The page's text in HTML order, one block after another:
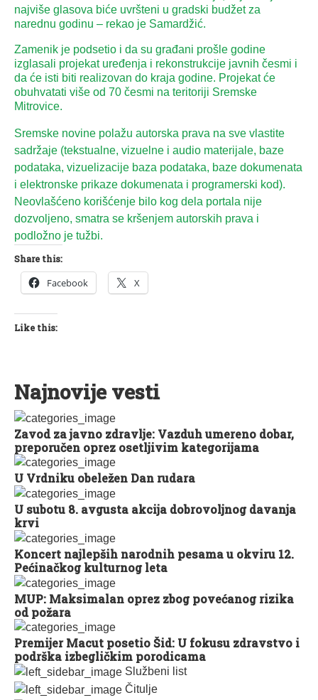
Službeni list
Čitulje
najviše glasova biće uvršteni u gradski budžet za
narednu godinu – rekao je Samardžić.
Zamenik je podsetio i da su građani prošle godine
izglasali projekat uređenja i rekonstrukcije javnih česmi i
da će isti biti realizovan do kraja godine. Projekat će
obuhvatati više od 70 česmi na teritoriji Sremske
Mitrovice.
Sremske novine polažu autorska prava na sve vlastite
sadržaje (tekstualne, vizuelne i audio materijale, baze
podataka, vizuelizacije baza podataka, baze dokumenata
i elektronske prikaze dokumenata i programerski kod).
Neovlašćeno korišćenje bilo kog dela portala nije
dozvoljeno, smatra se kršenjem autorskih prava i
podložno je tužbi.
Share this:
Facebook X
Like this:
Najnovije vesti
Zavod za javno zdravlje: Vazduh umereno dobar,
preporučen oprez osetljivim kategorijama
U Vrdniku obeležen Dan rudara
U subotu 8. avgusta akcija dobrovoljnog davanja
krvi
Koncert najlepših narodnih pesama u okviru 12.
Pećinačkog kulturnog leta
MUP: Maksimalan oprez zbog povećanog rizika
od požara
Premijer Macut posetio Šid: U fokusu zdravstvo i
podrška izbegličkim porodicama